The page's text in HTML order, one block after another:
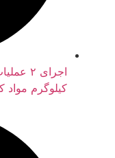
کیلوگرم مواد کشف شد